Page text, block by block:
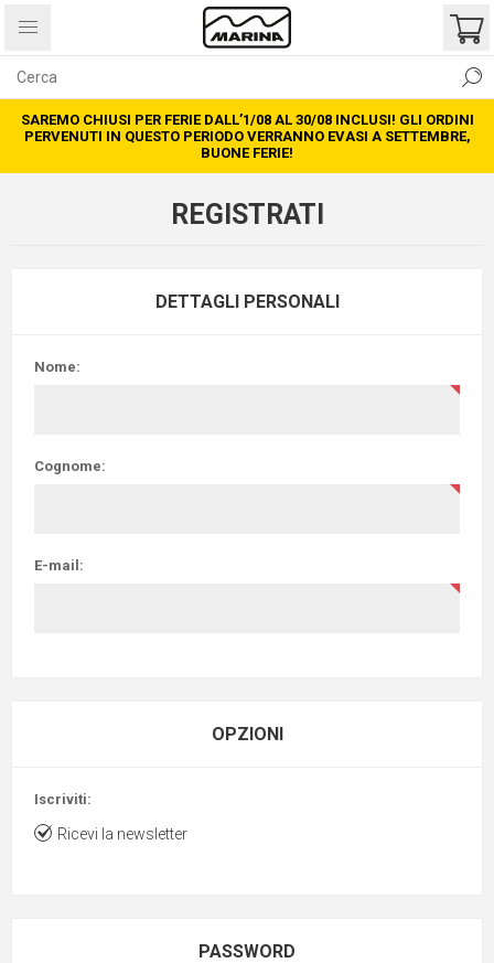
SAREMO CHIUSI PER FERIE DALL’1/08 AL 30/08 INCLUSI! GLI ORDINI
PERVENUTI IN QUESTO PERIODO VERRANNO EVASI A SETTEMBRE,
BUONE FERIE!
REGISTRATI
DETTAGLI PERSONALI
Nome:
Cognome:
E-mail:
OPZIONI
Iscriviti:
Ricevi la newsletter
PASSWORD